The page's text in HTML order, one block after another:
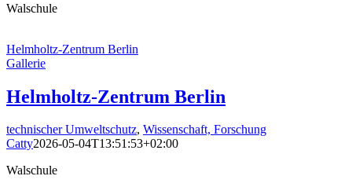
Walschule
Helmholtz-Zentrum Berlin
Gallerie
Helmholtz-Zentrum Berlin
technischer Umweltschutz, Wissenschaft, Forschung
Catty2026-05-04T13:51:53+02:00
Walschule